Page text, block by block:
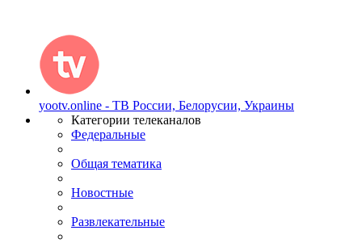
yootv.online - ТВ России, Белорусии, Украины
Категории телеканалов
Федеральные
Общая тематика
Новостные
Развлекательные